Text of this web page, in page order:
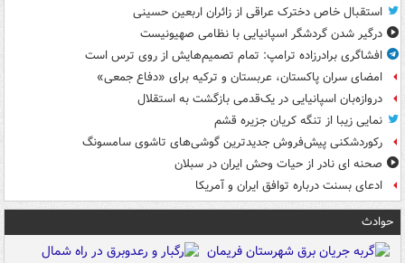
استقبال خاص دخترک عراقی از زائران اربعین حسینی
درگیر شدن گردشگر اسپانیایی با نظامی صهیونیست
افشاگری برادرزاده ترامپ: تمام تصمیم‌هایش از روی ترس است
امضای سران پاکستان، عربستان و ترکیه برای «دفاع جمعی»
دروازه‌بان اسپانیایی در یک‌قدمی بازگشت به استقلال
نمایی زیبا از تنگه کریان جزیره قشم
رکوردشکنی پیش‌فروش جدیدترین گوشی‌های تاشوی سامسونگ
صحنه ای نادر از حیات وحش ایران در سبلان
ادعای بسنت درباره توافق ایران و آمریکا
حوادث